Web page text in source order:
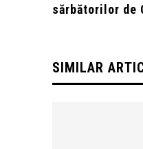
sărbătorilor de
SIMILAR